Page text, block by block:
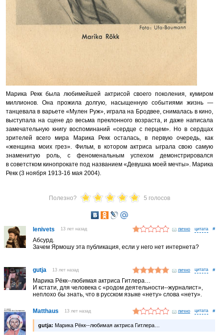
Марика Рекк была любимейшей актрисой своего поколения, кумиром
миллионов. Она прожила долгую, насыщенную событиями жизнь —
танцевала в варьете «Мулен Руж», играла на Бродвее, снималась в кино,
выступала на сцене до весьма преклонного возраста, и даже написала
замечательную книгу воспоминаний «сердце с перцем». Но в сердцах
зрителей всего мира Марика Рекк осталась, в первую очередь, как
«женщина моих грез». Фильм, в котором актриса ыграла свою самую
знаменитую роль, с феноменальным успехом демонстрировался
в советстком кинопрокате под названием «Девушка моей мечты». Марика
Рекк (3 ноября 1913-16 мая 2004).
Полезно? 5 голосов
lenivets 13 лет назад лично #
Абсурд.
Зачем Ярмошу эта публикация, если у него нет интернета?
gutja 13 лет назад лично #
Марика Рёкк--любимая актриса Гитлера…
И кстати, для человека с «родом деятельности--журналист»,
неплохо бы знать, что в русском языке «нету» слова «нету».
Matthaus 13 лет назад лично #
gutja: Марика Рёкк--любимая актриса Гитлера…